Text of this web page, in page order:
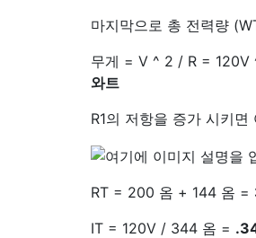
마지막으로 총 전력량
무게 = V ^ 2 / R = 120V
와트
R1의 저항을 증가 시키
RT = 200 옴 + 144 옴 =
IT = 120V / 344 옴 =